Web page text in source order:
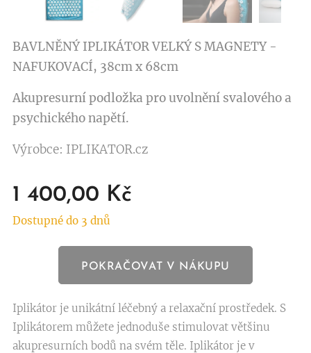
BAVLNĚNÝ IPLIKÁTOR VELKÝ S MAGNETY -
NAFUKOVACÍ, 38cm x 68cm
Akupresurní podložka pro uvolnění svalového a
psychického napětí.
Výrobce: IPLIKATOR.cz
1 400,00 Kč
Dostupné do 3 dnů
POKRAČOVAT V NÁKUPU
Iplikátor je unikátní léčebný a relaxační prostředek. S
Iplikátorem můžete jednoduše stimulovat většinu
akupresurních bodů na svém těle. Iplikátor je v